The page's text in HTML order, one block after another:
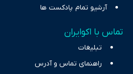
آرشیو تمام پادکست ها
تماس با اکوایران
تبلیغات
راهنمای تماس و آدرس